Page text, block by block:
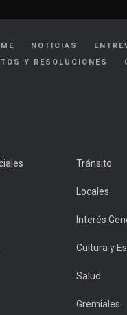
NOTICIAS
Y RESOLUCIONES
Tránsito
Locales
Interés
Cultura y
Salud
Gremiales